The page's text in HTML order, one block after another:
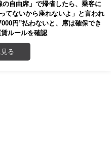
の自由席」で帰省したら、乗客に
てないから座れないよ」と言われ
円”払わないと、席は確保でき
ルールを確認
見る